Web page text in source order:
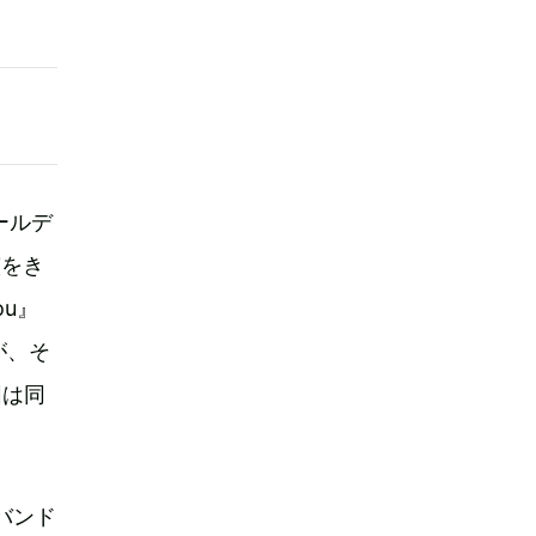
ルデ
き
、そ
同
ンド